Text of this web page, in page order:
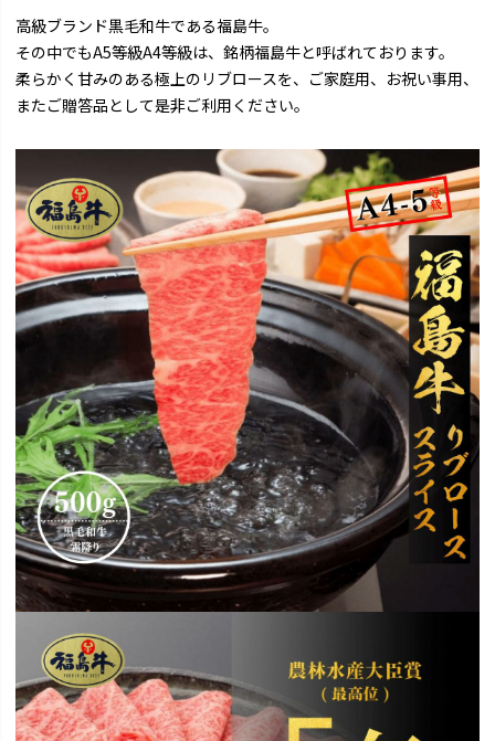
高級ブランド黒毛和牛である福島牛。
その中でもA5等級A4等級は、銘柄福島牛と呼ばれております。
柔らかく甘みのある極上のリブロースを、ご家庭用、お祝い事用、
またご贈答品として是非ご利用ください。